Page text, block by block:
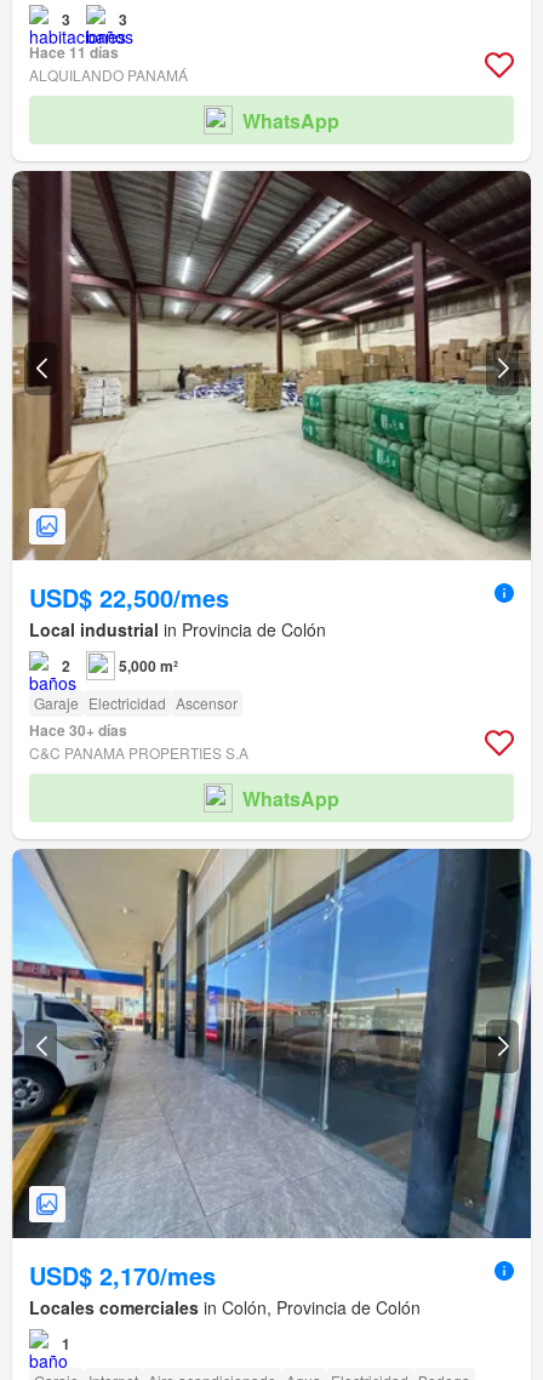
3
3
Hace 11 días
ALQUILANDO PANAMÁ
WhatsApp
USD$ 22,500/mes
Local industrial in Provincia de Colón
2 5,000 m²
Garaje Electricidad Ascensor
Hace 30+ días
C&C PANAMA PROPERTIES S.A
WhatsApp
USD$ 2,170/mes
Locales comerciales in Colón, Provincia de Colón
1